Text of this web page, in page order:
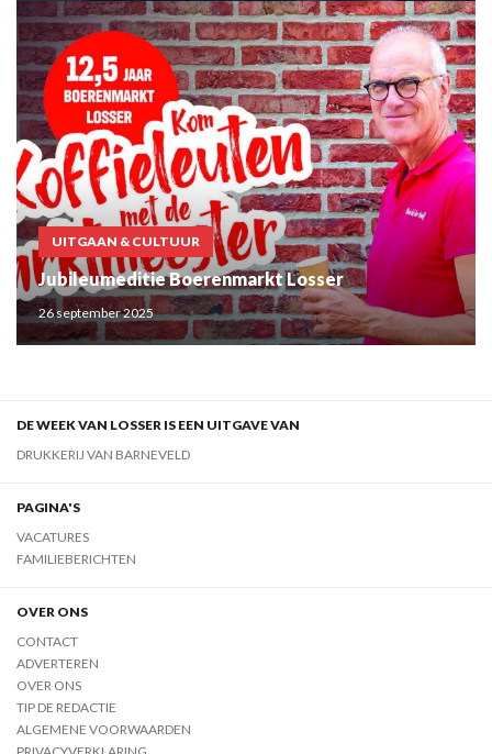
UITGAAN & CULTUUR
Jubileumeditie Boerenmarkt Losser
26 september 2025
DE WEEK VAN LOSSER IS EEN UITGAVE VAN
DRUKKERIJ VAN BARNEVELD
PAGINA'S
VACATURES
FAMILIEBERICHTEN
OVER ONS
CONTACT
ADVERTEREN
OVER ONS
TIP DE REDACTIE
ALGEMENE VOORWAARDEN